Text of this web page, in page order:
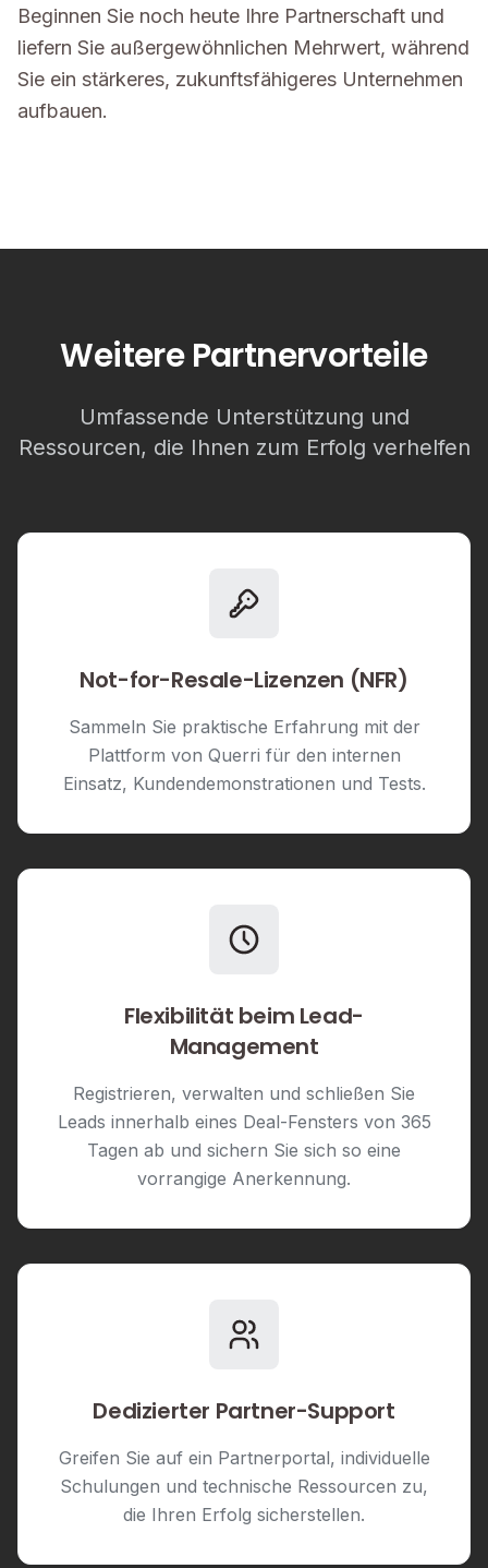
Beginnen Sie noch heute Ihre Partnerschaft und
liefern Sie außergewöhnlichen Mehrwert, während
Sie ein stärkeres, zukunftsfähigeres Unternehmen
aufbauen.
Weitere Partnervorteile
Umfassende Unterstützung und
Ressourcen, die Ihnen zum Erfolg verhelfen
Not-for-Resale-Lizenzen (NFR)
Sammeln Sie praktische Erfahrung mit der
Plattform von Querri für den internen
Einsatz, Kundendemonstrationen und Tests.
Flexibilität beim Lead-
Management
Registrieren, verwalten und schließen Sie
Leads innerhalb eines Deal-Fensters von 365
Tagen ab und sichern Sie sich so eine
vorrangige Anerkennung.
Dedizierter Partner-Support
Greifen Sie auf ein Partnerportal, individuelle
Schulungen und technische Ressourcen zu,
die Ihren Erfolg sicherstellen.